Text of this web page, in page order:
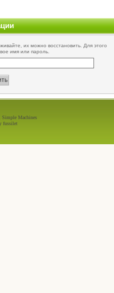
их можно восстановить. Для этого
имя или пароль.
Simple Machines
fussilet